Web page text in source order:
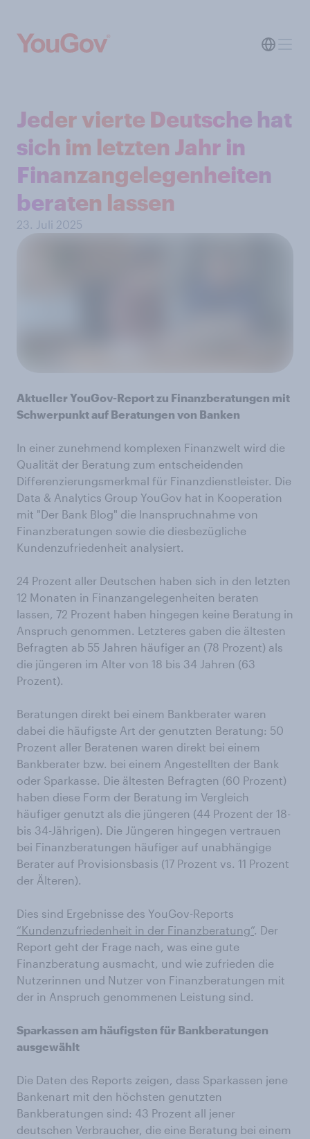
Jeder vierte Deutsche hat
sich im letzten Jahr in
Finanzangelegenheiten
beraten lassen
23. Juli 2025
Aktueller YouGov-Report zu Finanzberatungen mit
Schwerpunkt auf Beratungen von Banken
In einer zunehmend komplexen Finanzwelt wird die
Qualität der Beratung zum entscheidenden
Differenzierungsmerkmal für Finanzdienstleister. Die
Data & Analytics Group YouGov hat in Kooperation
mit "Der Bank Blog" die Inanspruchnahme von
Finanzberatungen sowie die diesbezügliche
Kundenzufriedenheit analysiert.
24 Prozent aller Deutschen haben sich in den letzten
12 Monaten in Finanzangelegenheiten beraten
lassen, 72 Prozent haben hingegen keine Beratung in
Anspruch genommen. Letzteres gaben die ältesten
Befragten ab 55 Jahren häufiger an (78 Prozent) als
die jüngeren im Alter von 18 bis 34 Jahren (63
Prozent).
Beratungen direkt bei einem Bankberater waren
dabei die häufigste Art der genutzten Beratung: 50
Prozent aller Beratenen waren direkt bei einem
Bankberater bzw. bei einem Angestellten der Bank
oder Sparkasse. Die ältesten Befragten (60 Prozent)
haben diese Form der Beratung im Vergleich
häufiger genutzt als die jüngeren (44 Prozent der 18-
bis 34-Jährigen). Die Jüngeren hingegen vertrauen
bei Finanzberatungen häufiger auf unabhängige
Berater auf Provisionsbasis (17 Prozent vs. 11 Prozent
der Älteren).
Dies sind Ergebnisse des YouGov-Reports
“Kundenzufriedenheit in der Finanzberatung”. Der
Report geht der Frage nach, was eine gute
Finanzberatung ausmacht, und wie zufrieden die
Nutzerinnen und Nutzer von Finanzberatungen mit
der in Anspruch genommenen Leistung sind.
Sparkassen am häufigsten für Bankberatungen
ausgewählt
Die Daten des Reports zeigen, dass Sparkassen jene
Bankenart mit den höchsten genutzten
Bankberatungen sind: 43 Prozent all jener
deutschen Verbraucher, die eine Beratung bei einem